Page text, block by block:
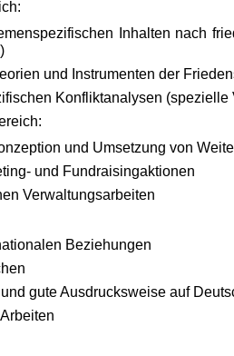
Inhalten nach
und Instrumenten der
Konfliktanalysen
und Umsetzung von
und Fundraisingaktionen
Verwaltungsarbeiten
Beziehungen
gute Ausdrucksweise auf